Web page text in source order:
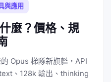
與應用
麼？價格、規
Opus 梯隊新旗艦，API
、128k 輸出、thinking